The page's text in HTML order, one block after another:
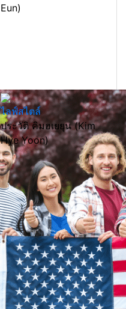
Eun)
ไลฟ์สไตล์
ประวัติ คิมฮเยยุน (Kim
Hye Yoon)